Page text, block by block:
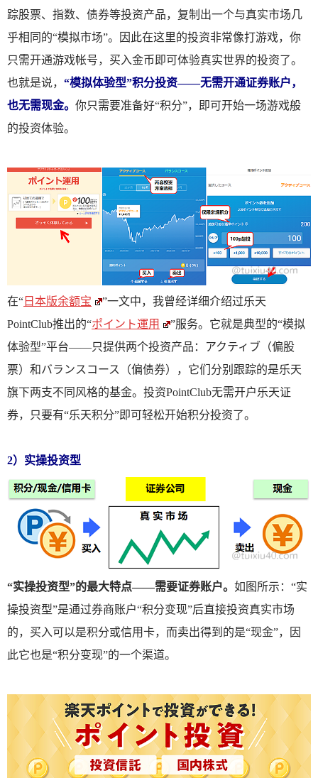
踪股票、指数、债券等投资产品，复制出一个与真实市场几
乎相同的“模拟市场”。因此在这里的投资非常像打游戏，你
只需开通游戏帐号，买入金币即可体验真实世界的投资了。
也就是说， “模拟体验型”积分投资——无需开通证券账户，
也无需现金。 你只需要准备好“积分”，即可开始一场游戏般
的投资体验。
在“ 日本版余额宝
”一文中，我曾经详细介绍过乐天
PointClub推出的“ポイント運用
”服务。它就是典型的“模拟
体验型”平台——只提供两个投资产品：アクティブ（偏股
票）和バランスコース（偏债券），它们分别跟踪的是乐天
旗下两支不同风格的基金。投资PointClub无需开户乐天证
券，只要有“乐天积分”即可轻松开始积分投资了。
2）实操投资型
“实操投资型”的最大特点——需要证券账户。 如图所示：“实
操投资型”是通过券商账户“积分变现”后直接投资真实市场
的，买入可以是积分或信用卡，而卖出得到的是“现金”，因
此它也是“积分变现”的一个渠道。